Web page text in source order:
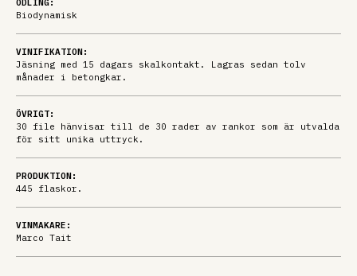
ODLING:
Biodynamisk
VINIFIKATION:
Jäsning med 15 dagars skalkontakt. Lagras sedan tolv
månader i betongkar.
ÖVRIGT:
30 file hänvisar till de 30 rader av rankor som är utvalda
för sitt unika uttryck.
PRODUKTION:
445 flaskor.
VINMAKARE:
Marco Tait